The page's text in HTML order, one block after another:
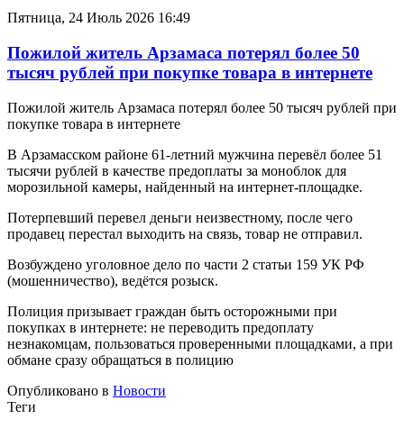
Пятница, 24 Июль 2026 16:49
Пожилой житель Арзамаса потерял более 50
тысяч рублей при покупке товара в интернете
Пожилой житель Арзамаса потерял более 50 тысяч рублей при
покупке товара в интернете
В Арзамасском районе 61-летний мужчина перевёл более 51
тысячи рублей в качестве предоплаты за моноблок для
морозильной камеры, найденный на интернет-площадке.
Потерпевший перевел деньги неизвестному, после чего
продавец перестал выходить на связь, товар не отправил.
Возбуждено уголовное дело по части 2 статьи 159 УК РФ
(мошенничество), ведётся розыск.
Полиция призывает граждан быть осторожными при
покупках в интернете: не переводить предоплату
незнакомцам, пользоваться проверенными площадками, а при
обмане сразу обращаться в полицию
Опубликовано в Новости
Теги